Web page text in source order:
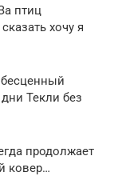
птиц
хочу я
Текли без
продолжает
ковер…